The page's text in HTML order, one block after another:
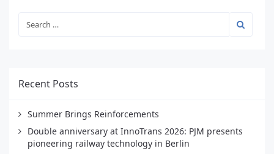
Recent Posts
Summer Brings Reinforcements
Double anniversary at InnoTrans 2026: PJM presents
pioneering railway technology in Berlin